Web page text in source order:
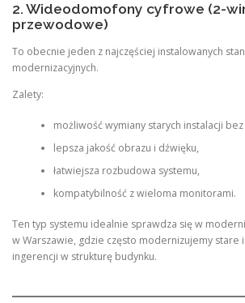
2. Wideodomofony cyfrowe (2-
przewodowe)
To obecnie jeden z najczęściej instalowanych
modernizacyjnych.
Zalety:
możliwość wymiany starych instalacji bez
lepsza jakość obrazu i dźwięku,
łatwiejsza rozbudowa systemu,
kompatybilność z wieloma monitorami.
Ten typ systemu idealnie sprawdza się w
w Warszawie, gdzie często modernizujemy stare
ingerencji w strukturę budynku.